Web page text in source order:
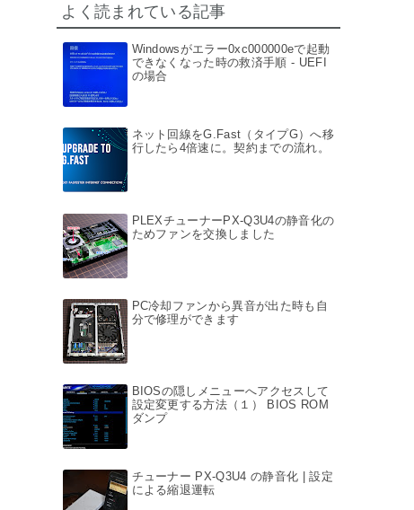
よく読まれている記事
Windowsがエラー0xc000000eで起動
できなくなった時の救済手順 - UEFI
の場合
ネット回線をG.Fast（タイプG）へ移
行したら4倍速に。契約までの流れ。
PLEXチューナーPX-Q3U4の静音化の
ためファンを交換しました
PC冷却ファンから異音が出た時も自
分で修理ができます
BIOSの隠しメニューへアクセスして
設定変更する方法（１） BIOS ROM
ダンプ
チューナー PX-Q3U4 の静音化 | 設定
による縮退運転